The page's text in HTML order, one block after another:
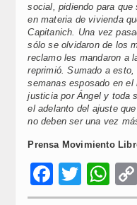
social, pidiendo para
en materia de vivienda
Capitanich. Una vez
sólo se olvidaron de los
reclamo les mandaron a
reprimió. Sumado a
semanas esposado en
justicia por Ángel y toda
el adelanto del ajuste
no deben ser una vez
Prensa Movimiento